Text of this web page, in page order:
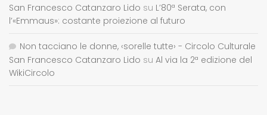
San Francesco Catanzaro Lido su L’80ª Serata, con
l’«Emmaus»: costante proiezione al futuro
Non tacciano le donne, ‹sorelle tutte› - Circolo Culturale
San Francesco Catanzaro Lido su Al via la 2ª edizione del
WikiCircolo